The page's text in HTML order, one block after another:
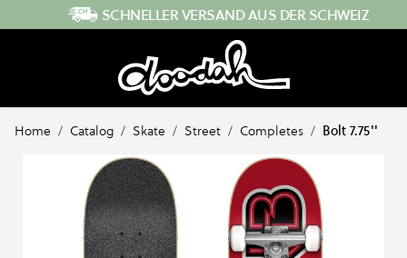
Direkt zum InhaltSCHNELLER VERSAND AUS DER SCHWEIZ
Home / Catalog / Skate / Street / Completes / Bolt 7.75''